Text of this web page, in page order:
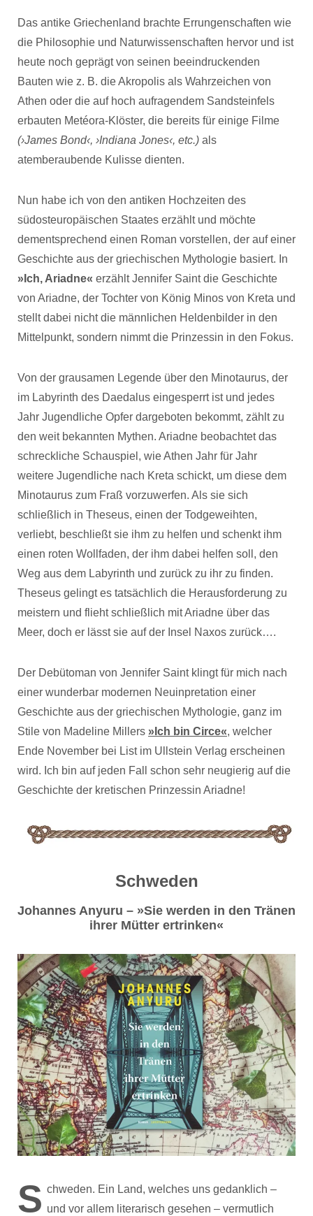
Das antike Griechenland brachte Errungenschaften wie
die Philosophie und Naturwissenschaften hervor und ist
heute noch geprägt von seinen beeindruckenden
Bauten wie z. B. die Akropolis als Wahrzeichen von
Athen oder die auf hoch aufragendem Sandsteinfels
erbauten Metéora-Klöster, die bereits für einige Filme
(›James Bond‹, ›Indiana Jones‹, etc.) als
atemberaubende Kulisse dienten.
Nun habe ich von den antiken Hochzeiten des
südosteuropäischen Staates erzählt und möchte
dementsprechend einen Roman vorstellen, der auf einer
Geschichte aus der griechischen Mythologie basiert. In
»Ich, Ariadne« erzählt Jennifer Saint die Geschichte
von Ariadne, der Tochter von König Minos von Kreta und
stellt dabei nicht die männlichen Heldenbilder in den
Mittelpunkt, sondern nimmt die Prinzessin in den Fokus.
Von der grausamen Legende über den Minotaurus, der
im Labyrinth des Daedalus eingesperrt ist und jedes
Jahr Jugendliche Opfer dargeboten bekommt, zählt zu
den weit bekannten Mythen. Ariadne beobachtet das
schreckliche Schauspiel, wie Athen Jahr für Jahr
weitere Jugendliche nach Kreta schickt, um diese dem
Minotaurus zum Fraß vorzuwerfen. Als sie sich
schließlich in Theseus, einen der Todgeweihten,
verliebt, beschließt sie ihm zu helfen und schenkt ihm
einen roten Wollfaden, der ihm dabei helfen soll, den
Weg aus dem Labyrinth und zurück zu ihr zu finden.
Theseus gelingt es tatsächlich die Herausforderung zu
meistern und flieht schließlich mit Ariadne über das
Meer, doch er lässt sie auf der Insel Naxos zurück….
Der Debütoman von Jennifer Saint klingt für mich nach
einer wunderbar modernen Neuinpretation einer
Geschichte aus der griechischen Mythologie, ganz im
Stile von Madeline Millers »Ich bin Circe«, welcher
Ende November bei List im Ullstein Verlag erscheinen
wird. Ich bin auf jeden Fall schon sehr neugierig auf die
Geschichte der kretischen Prinzessin Ariadne!
Schweden
Johannes Anyuru – »Sie werden in den Tränen
ihrer Mütter ertrinken«
S chweden. Ein Land, welches uns gedanklich –
und vor allem literarisch gesehen – vermutlich